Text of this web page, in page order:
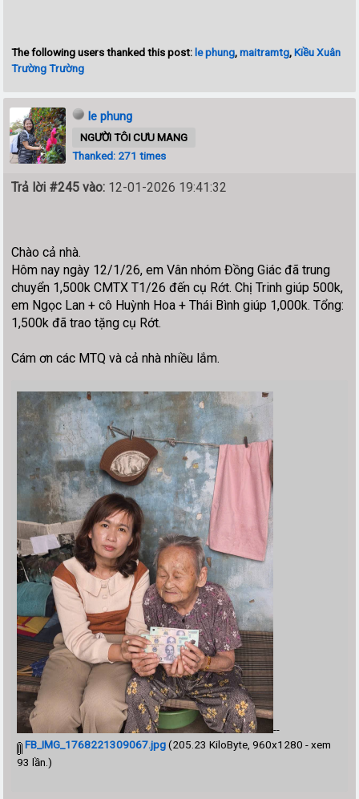
The following users thanked this post: le phung,maitramtg,Kiều Xuân
Trường Trường
le phung
NGƯỜI TÔI CƯU MANG
Thanked: 271 times
Trả lời #245 vào: 12-01-2026 19:41:32
Chào cả nhà.
Hôm nay ngày 12/1/26, em Vân nhóm Đồng Giác đã trung
chuyển 1,500k CMTX T1/26 đến cụ Rớt. Chị Trinh giúp 500k,
em Ngọc Lan + cô Huỳnh Hoa + Thái Bình giúp 1,000k. Tổng:
1,500k đã trao tặng cụ Rớt.
Cám ơn các MTQ và cả nhà nhiều lắm.
--
FB_IMG_1768221309067.jpg(205.23 KiloByte, 960x1280 - xem
93 lần.)